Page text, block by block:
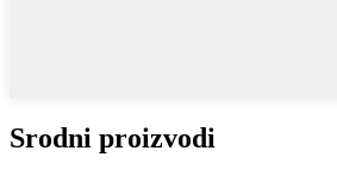
Srodni proizvodi